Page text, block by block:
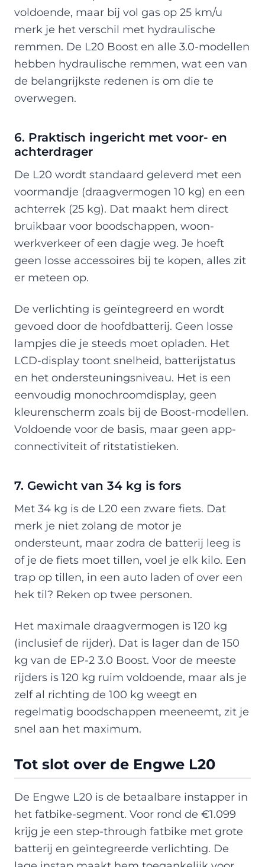
voldoende, maar bij vol gas op 25 km/u
merk je het verschil met hydraulische
remmen. De L20 Boost en alle 3.0-modellen
hebben hydraulische remmen, wat een van
de belangrijkste redenen is om die te
overwegen.
6. Praktisch ingericht met voor- en
achterdrager
De L20 wordt standaard geleverd met een
voormandje (draagvermogen 10 kg) en een
achterrek (25 kg). Dat maakt hem direct
bruikbaar voor boodschappen, woon-
werkverkeer of een dagje weg. Je hoeft
geen losse accessoires bij te kopen, alles zit
er meteen op.
De verlichting is geïntegreerd en wordt
gevoed door de hoofdbatterij. Geen losse
lampjes die je steeds moet opladen. Het
LCD-display toont snelheid, batterijstatus
en het ondersteuningsniveau. Het is een
eenvoudig monochroomdisplay, geen
kleurenscherm zoals bij de Boost-modellen.
Voldoende voor de basis, maar geen app-
connectiviteit of ritstatistieken.
7. Gewicht van 34 kg is fors
Met 34 kg is de L20 een zware fiets. Dat
merk je niet zolang de motor je
ondersteunt, maar zodra de batterij leeg is
of je de fiets moet tillen, voel je elk kilo. Een
trap op tillen, in een auto laden of over een
hek til? Reken op twee personen.
Het maximale draagvermogen is 120 kg
(inclusief de rijder). Dat is lager dan de 150
kg van de EP-2 3.0 Boost. Voor de meeste
rijders is 120 kg ruim voldoende, maar als je
zelf al richting de 100 kg weegt en
regelmatig boodschappen meeneemt, zit je
snel aan het maximum.
Tot slot over de Engwe L20
De Engwe L20 is de betaalbare instapper in
het fatbike-segment. Voor rond de €1.099
krijg je een step-through fatbike met grote
batterij en geïntegreerde verlichting. De